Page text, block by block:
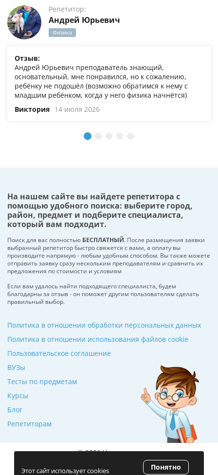
Репетитор:
Андрей Юрьевич
Физика
Отзыв:
Андрей Юрьевич преподаватель знающий,
основательный, мне понравился, но к сожалению,
ребёнку не подошёл (возможно обратимся к нему с
младшим ребёнком, когда у него физика начнётся)
Виктория 14 июля 2026
На нашем сайте вы найдете репетитора с
помощью удобного поиска: выберите город,
район, предмет и подберите специалиста,
который вам подходит.
Поиск для вас полностью БЕСПЛАТНЫЙ. После размещения заявки
выбранный репетитор быстро свяжется с вами, а оплату вы
производите напрямую - любым удобным способом. Вы также можете
отправить заявку сразу нескольким преподавателям и сравнить их
предложения по стоимости и условиям
Если вам удалось найти подходящего специалиста, будем
благодарны за отзыв - он поможет другим пользователям сделать
правильный выбор.
ВУЗы
Тесты по предметам
Курсы
Блог
Репетиторам
Политика в отношении обработки персональных данных
Политика в отношении использования файлов cookie
Пользовательское соглашение
© 2026 Училкин.ru
Рейтинг 5.0
(120 отзывов)
Этот сайт использует cookies
Понятно